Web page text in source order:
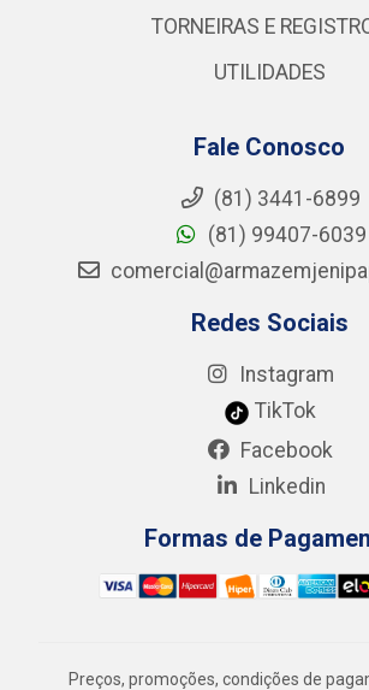
TORNEIRAS E
UTILIDADES
Fale Conosco
(81) 3441-6899
(81) 99407-6039
Redes Sociais
Instagram
TikTok
Facebook
Linkedin
Formas de
Preços, promoções, condições de